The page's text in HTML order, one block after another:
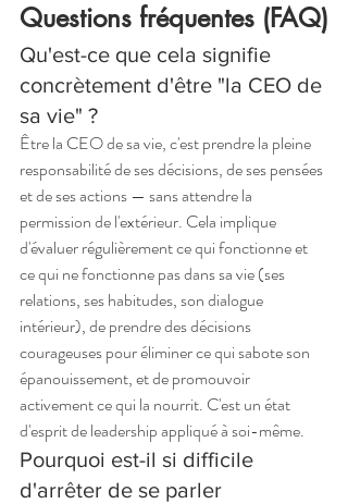
Questions fréquentes (FAQ)
Qu'est-ce que cela signifie
concrètement d'être "la CEO de
sa vie" ?
Être la CEO de sa vie, c'est prendre la pleine
responsabilité de ses décisions, de ses pensées
et de ses actions — sans attendre la
permission de l'extérieur. Cela implique
d'évaluer régulièrement ce qui fonctionne et
ce qui ne fonctionne pas dans sa vie (ses
relations, ses habitudes, son dialogue
intérieur), de prendre des décisions
courageuses pour éliminer ce qui sabote son
épanouissement, et de promouvoir
activement ce qui la nourrit. C'est un état
d'esprit de leadership appliqué à soi-même.
Pourquoi est-il si difficile
d'arrêter de se parler